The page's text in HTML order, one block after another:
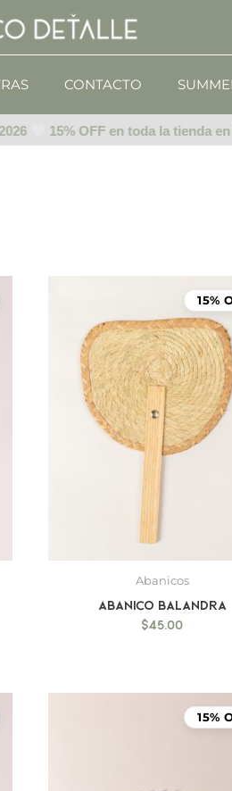
CONTACTO
15% OFF en toda la tienda en
15%
Abanicos
Abanico Balandra
$45.00
15%